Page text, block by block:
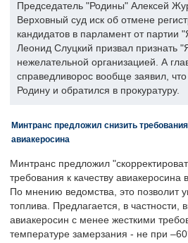
Председатель "Родины" Алексей
Верховный суд иск об отмене
кандидатов в парламент от партии
Леонид Слуцкий призвал признать
нежелательной организацией. А
справедливорос вообще заявил,
Родину и обратился в прокуратуру.
Минтранс предложил снизить
авиакеросина
Минтранс предложил
требования к качеству авиакеросина
По мнению ведомства, это позволит
топлива. Предлагается, в частности,
авиакеросин с менее жесткими
температуре замерзания - не при